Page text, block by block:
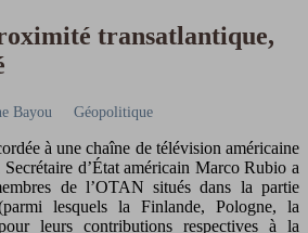
transatlantique,
Bayou Géopolitique
à une chaîne de télévision américaine
d’État américain Marco Rubio a
de l’OTAN situés dans la partie
lesquels la Finlande, Pologne, la
leurs contributions respectives à la